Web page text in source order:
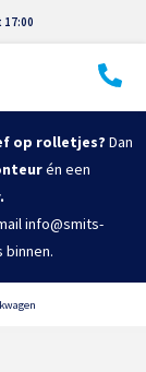
17:00
op rolletjes? Dan
én een
info@smits-
binnen.